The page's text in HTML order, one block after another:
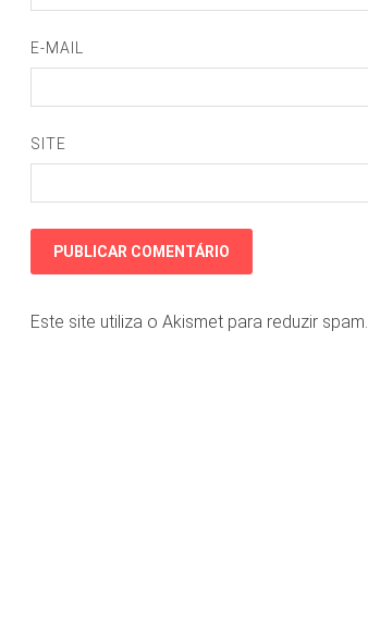
E-MAIL
SITE
Este site utiliza o Akismet para reduzir spam.